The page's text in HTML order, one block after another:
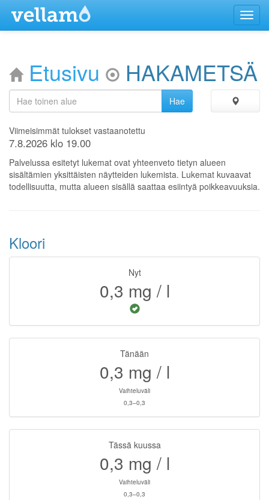
Menu
Etusivu HAKAMETSÄ
Viimeisimmät tulokset vastaanotettu
7.8.2026 klo 19.00
Palvelussa esitetyt lukemat ovat yhteenveto tietyn alueen
sisältämien yksittäisten näytteiden lukemista. Lukemat kuvaavat
todellisuutta, mutta alueen sisällä saattaa esiintyä poikkeavuuksia.
Kloori
Nyt
0,3 mg / l
Tänään
0,3 mg / l
Vaihteluväli
0,3–0,3
Tässä kuussa
0,3 mg / l
Vaihteluväli
0,3–0,3